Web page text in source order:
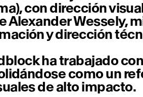
con dirección
Alexander Wessely,
y dirección
ha trabajado
como un
de alto impacto.